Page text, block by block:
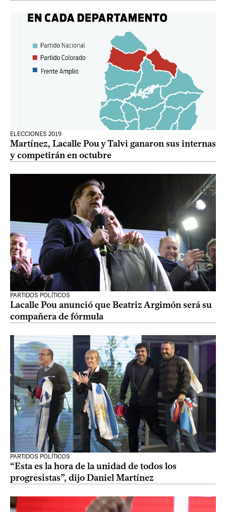
ELECCIONES 2019
Martínez, Lacalle Pou y Talvi ganaron sus internas
y competirán en octubre
PARTIDOS POLÍTICOS
Lacalle Pou anunció que Beatriz Argimón será su
compañera de fórmula
PARTIDOS POLÍTICOS
“Esta es la hora de la unidad de todos los
progresistas”, dijo Daniel Martínez